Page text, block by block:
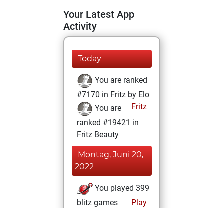
Your Latest App
Activity
Today
You are ranked
#7170 in Fritz by Elo
Fritz
You are
ranked #19421 in
Fritz Beauty
Montag, Juni 20,
2022
You played 399
blitz games
Play